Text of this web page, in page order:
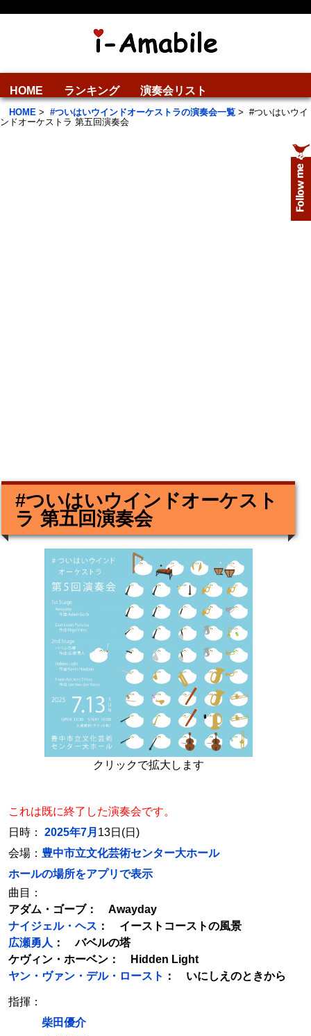
HOME ランキング 演奏会リスト
HOME > #ついはいウインドオーケストラの演奏会一覧 > #ついはいウイ
ンドオーケストラ 第五回演奏会
#ついはいウインドオーケスト
ラ 第五回演奏会
クリックで拡大します
これは既に終了した演奏会です。
日時： 2025年7月 13日(日)
会場： 豊中市立文化芸術センター大ホール
ホールの場所をアプリで表示
曲目：
アダム・ゴーブ： Awayday
ナイジェル・ヘス ： イーストコーストの風景
広瀬勇人 ： バベルの塔
ケヴィン・ホーベン： Hidden Light
ヤン・ヴァン・デル・ロースト ： いにしえのときから
指揮：
柴田優介